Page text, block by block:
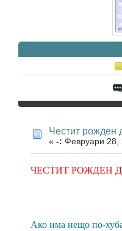
Честит рожден
« -: Февруари 28,
ЧЕСТИТ РОЖДЕН
Ако има нещо по-